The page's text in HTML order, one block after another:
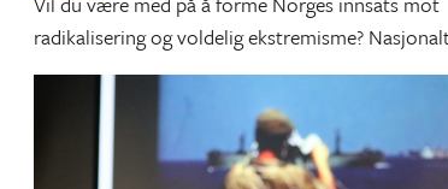
radikalisering og voldelig ekstremisme?